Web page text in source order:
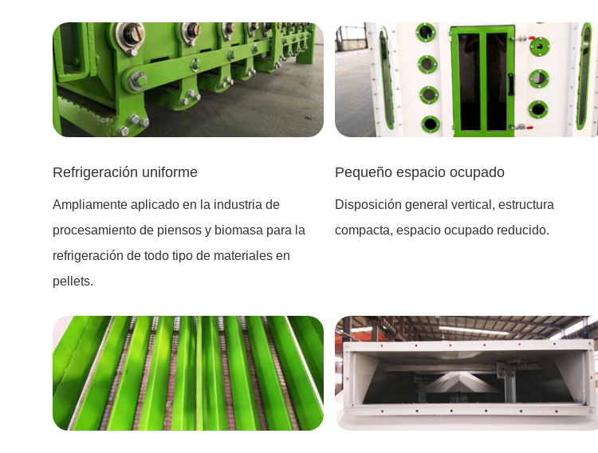
Refrigeración uniforme
Ampliamente aplicado en la industria de
procesamiento de piensos y biomasa para la
refrigeración de todo tipo de materiales en
pellets.
Pequeño espacio ocupado
Disposición general vertical, estructura
compacta, espacio ocupado reducido.